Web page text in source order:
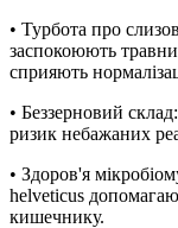
• Турбота про
заспокоюють
сприяють
• Беззерновий
ризик небажаних
• Здоров'я
helveticus
кишечнику.